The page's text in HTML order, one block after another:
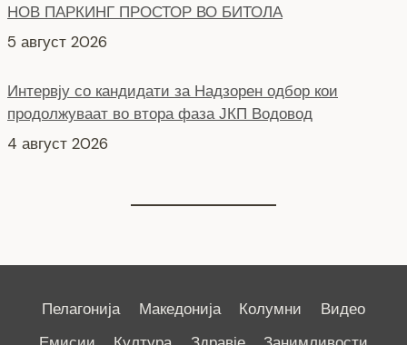
НОВ ПАРКИНГ ПРОСТОР ВО БИТОЛА
5 август 2026
Интервју со кандидати за Надзорен одбор кои
продолжуваат во втора фаза ЈКП Водовод
4 август 2026
Пелагонија Македонија Колумни
Видео